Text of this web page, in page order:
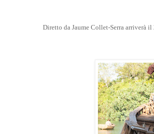
Diretto da Jaume Collet-Serra arriverà